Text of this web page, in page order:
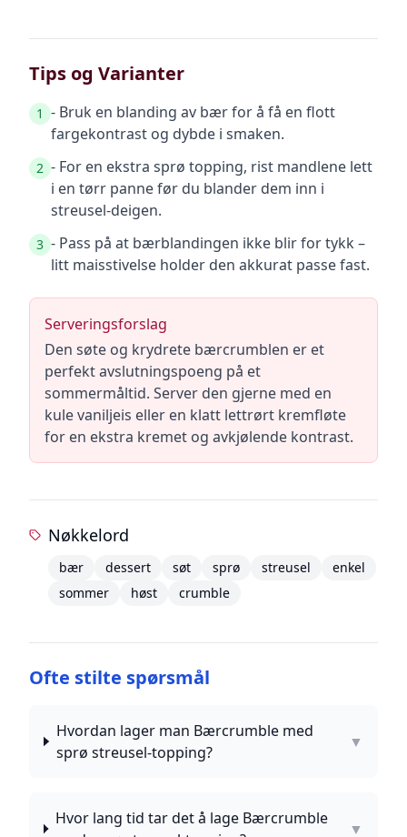
Tips og Varianter
1 - Bruk en blanding av bær for å få en flott
fargekontrast og dybde i smaken.
2 - For en ekstra sprø topping, rist mandlene lett
i en tørr panne før du blander dem inn i
streusel-deigen.
3 - Pass på at bærblandingen ikke blir for tykk –
litt maisstivelse holder den akkurat passe fast.
Serveringsforslag
Den søte og krydrete bærcrumblen er et
perfekt avslutningspoeng på et
sommermåltid. Server den gjerne med en
kule vaniljeis eller en klatt lettrørt kremfløte
for en ekstra kremet og avkjølende kontrast.
Nøkkelord
bær dessert søt sprø streusel
enkel
sommer
høst crumble
Ofte stilte spørsmål
Hvordan lager man Bærcrumble med
sprø streusel-topping?
▼
Hvor lang tid tar det å lage Bærcrumble
▼